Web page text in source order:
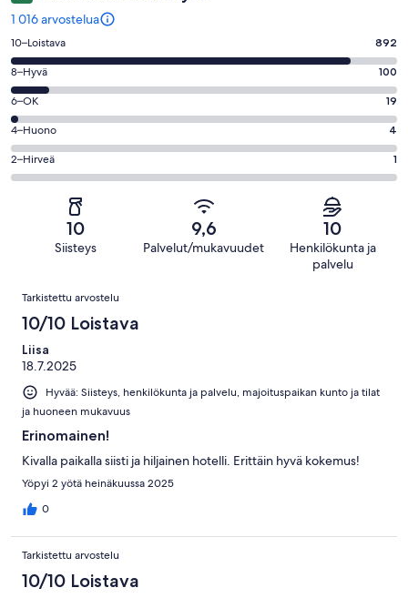
1 016 arvostelua
Arvosana
10
-
Loistava.
892
kautta
1016
arvostelua
10–Loistava 892
Arvosana
8
-
Hyvä.
100
kautta
arvostelua
8–Hyvä 100
Arvosana
6
-
OK.
19
arvostelua
6–OK 19
Arvosana
4
-
4–Huono 4
Arvosana
2
arvostelua
2–Hirveä 1
10
Siisteys
9,6
Palvelut/mukavuudet
10
Henkilökunta ja
palvelu
Arvostelut
Tarkistettu arvostelu
10/10 Loistava
Liisa
18.7.2025
Hyvää: Siisteys, henkilökunta ja palvelu, majoituspaikan kunto ja tilat
ja huoneen mukavuus
Erinomainen!
Kivalla paikalla siisti ja hiljainen hotelli. Erittäin hyvä kokemus!
Yöpyi 2 yötä heinäkuussa 2025
0
Tarkistettu arvostelu
10/10 Loistava